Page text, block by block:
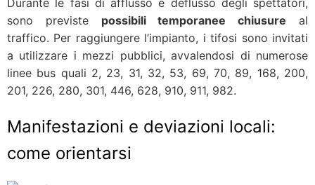
sono previste possibili temporanee chiusure al
traffico. Per raggiungere l’impianto, i tifosi sono invitati
a utilizzare i mezzi pubblici, avvalendosi di numerose
linee bus quali 2, 23, 31, 32, 53, 69, 70, 89, 168, 200,
201, 226, 280, 301, 446, 628, 910, 911, 982.
Manifestazioni e deviazioni locali:
come orientarsi